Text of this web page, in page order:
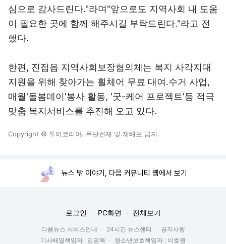
심으로 감사드린다."라며"앞으로도 지역사회 내 도움
이 필요한 곳에 함께 해주시길 부탁드린다."라고 전
했다.
한편, 진접읍 지역사회보장협의체는 복지 사각지대
지원을 위해 찾아가는 휠체어 무료 대여․수거 사업,
매월'돌봄데이'봉사 활동, '굿-케어 프로젝트'등 적극
맞춤 복지서비스를 추진해 오고 있다.
Copyright © 투어코리아. 무단전재 및 재배포 금지.
뉴스 밖 이야기, 다음 커뮤니티 웹에서 보기
로그인 PC화면 전체보기
다음뉴스 서비스안내 24시간 뉴스센터
공지사항
기사배열책임자 : 임광욱
청소년보호책임자 : 이호원